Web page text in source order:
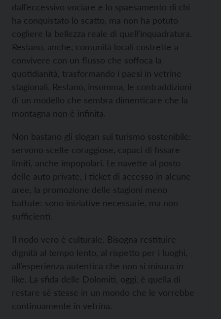
dall’eccessivo vociare e lo spaesamento di chi
ha conquistato lo scatto, ma non ha potuto
cogliere la bellezza reale di quell’inquadratura.
Restano, anche, comunità locali costrette a
convivere con un flusso che soffoca la
quotidianità, trasformando i paesi in vetrine
stagionali. Restano, insomma, le contraddizioni
di un modello che sembra dimenticare che la
montagna non è infinita.
Non bastano gli slogan sul turismo sostenibile:
servono scelte coraggiose, capaci di fissare
limiti, anche impopolari. Le navette al posto
delle auto private, i ticket di accesso in alcune
aree, la promozione delle stagioni meno
battute: sono iniziative necessarie, ma non
sufficienti.
Il nodo vero è culturale. Bisogna restituire
dignità al tempo lento, al rispetto per i luoghi,
all’esperienza autentica che non si misura in
like. La sfida delle Dolomiti, oggi, è quella di
restare sé stesse in un mondo che le vorrebbe
continuamente in vetrina.